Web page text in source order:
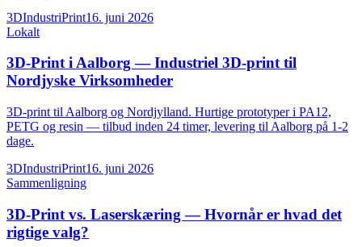
3DIndustriPrint16. juni 2026
Lokalt
3D-Print i Aalborg — Industriel 3D-print til
Nordjyske Virksomheder
3D-print til Aalborg og Nordjylland. Hurtige prototyper i PA12,
PETG og resin — tilbud inden 24 timer, levering til Aalborg på 1-2
dage.
3DIndustriPrint16. juni 2026
Sammenligning
3D-Print vs. Laserskæring — Hvornår er hvad det
rigtige valg?